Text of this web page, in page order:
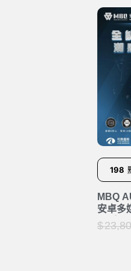
198
MBQ
安卓多
10吋